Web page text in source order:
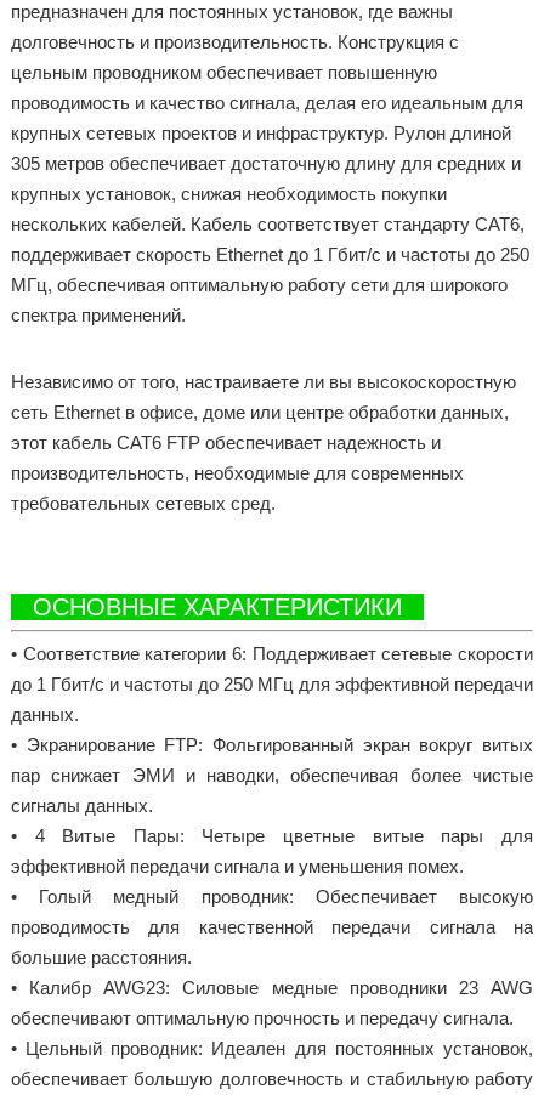
предназначен для постоянных установок, где важны
долговечность и производительность. Конструкция с
цельным проводником обеспечивает повышенную
проводимость и качество сигнала, делая его идеальным для
крупных сетевых проектов и инфраструктур. Рулон длиной
305 метров обеспечивает достаточную длину для средних и
крупных установок, снижая необходимость покупки
нескольких кабелей. Кабель соответствует стандарту CAT6,
поддерживает скорость Ethernet до 1 Гбит/с и частоты до 250
МГц, обеспечивая оптимальную работу сети для широкого
спектра применений.
Независимо от того, настраиваете ли вы высокоскоростную
сеть Ethernet в офисе, доме или центре обработки данных,
этот кабель CAT6 FTP обеспечивает надежность и
производительность, необходимые для современных
требовательных сетевых сред.
ОСНОВНЫЕ ХАРАКТЕРИСТИКИ
• Соответствие категории 6: Поддерживает сетевые скорости
до 1 Гбит/с и частоты до 250 МГц для эффективной передачи
данных.
• Экранирование FTP: Фольгированный экран вокруг витых
пар снижает ЭМИ и наводки, обеспечивая более чистые
сигналы данных.
• 4 Витые Пары: Четыре цветные витые пары для
эффективной передачи сигнала и уменьшения помех.
• Голый медный проводник: Обеспечивает высокую
проводимость для качественной передачи сигнала на
большие расстояния.
• Калибр AWG23: Силовые медные проводники 23 AWG
обеспечивают оптимальную прочность и передачу сигнала.
• Цельный проводник: Идеален для постоянных установок,
обеспечивает большую долговечность и стабильную работу